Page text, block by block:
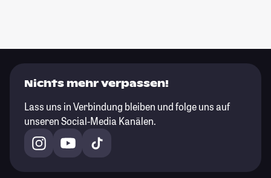
Nichts mehr verpassen!
Lass uns in Verbindung bleiben und folge uns auf
unseren Social-Media Kanälen.